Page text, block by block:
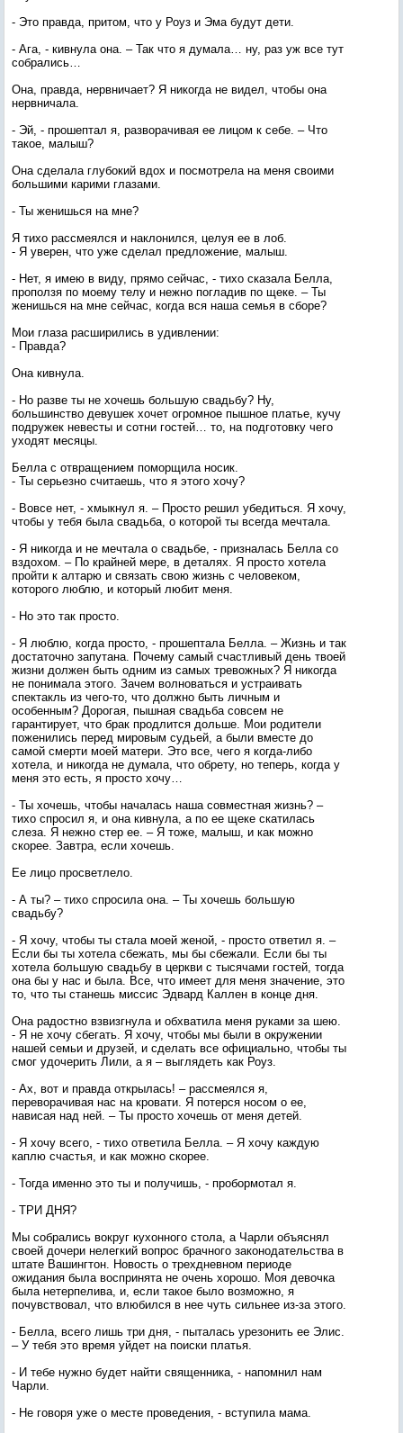
- Это правда, притом, что у Роуз и Эма будут дети.
- Ага, - кивнула она. – Так что я думала… ну, раз уж все тут
собрались…
Она, правда, нервничает? Я никогда не видел, чтобы она
нервничала.
- Эй, - прошептал я, разворачивая ее лицом к себе. – Что
такое, малыш?
Она сделала глубокий вдох и посмотрела на меня своими
большими карими глазами.
- Ты женишься на мне?
Я тихо рассмеялся и наклонился, целуя ее в лоб.
- Я уверен, что уже сделал предложение, малыш.
- Нет, я имею в виду, прямо сейчас, - тихо сказала Белла,
проползя по моему телу и нежно погладив по щеке. – Ты
женишься на мне сейчас, когда вся наша семья в сборе?
Мои глаза расширились в удивлении:
- Правда?
Она кивнула.
- Но разве ты не хочешь большую свадьбу? Ну,
большинство девушек хочет огромное пышное платье, кучу
подружек невесты и сотни гостей… то, на подготовку чего
уходят месяцы.
Белла с отвращением поморщила носик.
- Ты серьезно считаешь, что я этого хочу?
- Вовсе нет, - хмыкнул я. – Просто решил убедиться. Я хочу,
чтобы у тебя была свадьба, о которой ты всегда мечтала.
- Я никогда и не мечтала о свадьбе, - призналась Белла со
вздохом. – По крайней мере, в деталях. Я просто хотела
пройти к алтарю и связать свою жизнь с человеком,
которого люблю, и который любит меня.
- Но это так просто.
- Я люблю, когда просто, - прошептала Белла. – Жизнь и так
достаточно запутана. Почему самый счастливый день твоей
жизни должен быть одним из самых тревожных? Я никогда
не понимала этого. Зачем волноваться и устраивать
спектакль из чего-то, что должно быть личным и
особенным? Дорогая, пышная свадьба совсем не
гарантирует, что брак продлится дольше. Мои родители
поженились перед мировым судьей, а были вместе до
самой смерти моей матери. Это все, чего я когда-либо
хотела, и никогда не думала, что обрету, но теперь, когда у
меня это есть, я просто хочу…
- Ты хочешь, чтобы началась наша совместная жизнь? –
тихо спросил я, и она кивнула, а по ее щеке скатилась
слеза. Я нежно стер ее. – Я тоже, малыш, и как можно
скорее. Завтра, если хочешь.
Ее лицо просветлело.
- А ты? – тихо спросила она. – Ты хочешь большую
свадьбу?
- Я хочу, чтобы ты стала моей женой, - просто ответил я. –
Если бы ты хотела сбежать, мы бы сбежали. Если бы ты
хотела большую свадьбу в церкви с тысячами гостей, тогда
она бы у нас и была. Все, что имеет для меня значение, это
то, что ты станешь миссис Эдвард Каллен в конце дня.
Она радостно взвизгнула и обхватила меня руками за шею.
- Я не хочу сбегать. Я хочу, чтобы мы были в окружении
нашей семьи и друзей, и сделать все официально, чтобы ты
смог удочерить Лили, а я – выглядеть как Роуз.
- Ах, вот и правда открылась! – рассмеялся я,
переворачивая нас на кровати. Я потерся носом о ее,
нависая над ней. – Ты просто хочешь от меня детей.
- Я хочу всего, - тихо ответила Белла. – Я хочу каждую
каплю счастья, и как можно скорее.
- Тогда именно это ты и получишь, - пробормотал я.
- ТРИ ДНЯ?
Мы собрались вокруг кухонного стола, а Чарли объяснял
своей дочери нелегкий вопрос брачного законодательства в
штате Вашингтон. Новость о трехдневном периоде
ожидания была воспринята не очень хорошо. Моя девочка
была нетерпелива, и, если такое было возможно, я
почувствовал, что влюбился в нее чуть сильнее из-за этого.
- Белла, всего лишь три дня, - пыталась урезонить ее Элис.
– У тебя это время уйдет на поиски платья.
- И тебе нужно будет найти священника, - напомнил нам
Чарли.
- Не говоря уже о месте проведения, - вступила мама.